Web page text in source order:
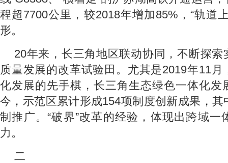
程超7700公里，较2018年增加85%，“轨道
形。
20年来，长三角地区联动协同，不断探索
质量发展的改革试验田。尤其是2019年11月
化发展的先手棋，长三角生态绿色一体化发
今，示范区累计形成154项制度创新成果，其
制推广。“破界”改革的经验，体现出跨域一
力。
二